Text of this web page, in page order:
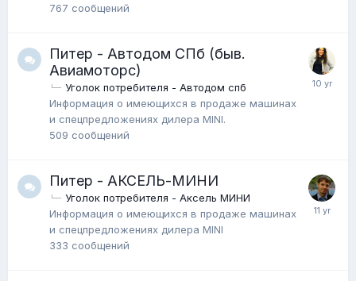
767 сообщений
Питер - Автодом СПб (быв.
Авиамоторс)
Уголок потребителя - Автодом спб
Информация о имеющихся в продаже машинах
и спецпредложениях дилера MINI.
509 сообщений
Питер - АКСЕЛЬ-МИНИ
Уголок потребителя - Аксель МИНИ
Информация о имеющихся в продаже машинах
и спецпредложениях дилера MINI
333 сообщений